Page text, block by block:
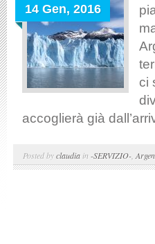
14 Gen, 2016
ci
accoglierà già
Posted byclaudia in -SERVIZIO-